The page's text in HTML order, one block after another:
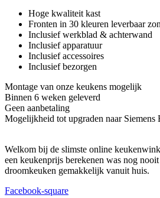
Hoge kwaliteit kast
Fronten in 30 kleuren leverbaar
Inclusief werkblad & achterwand
Inclusief apparatuur
Inclusief accessoires
Inclusief bezorgen
Montage van onze keukens mogelijk
Binnen 6 weken geleverd
Geen aanbetaling
Mogelijkheid tot upgraden naar Siemens
Welkom bij de slimste online
een keukenprijs berekenen was nog
droomkeuken gemakkelijk vanuit huis.
Facebook-square